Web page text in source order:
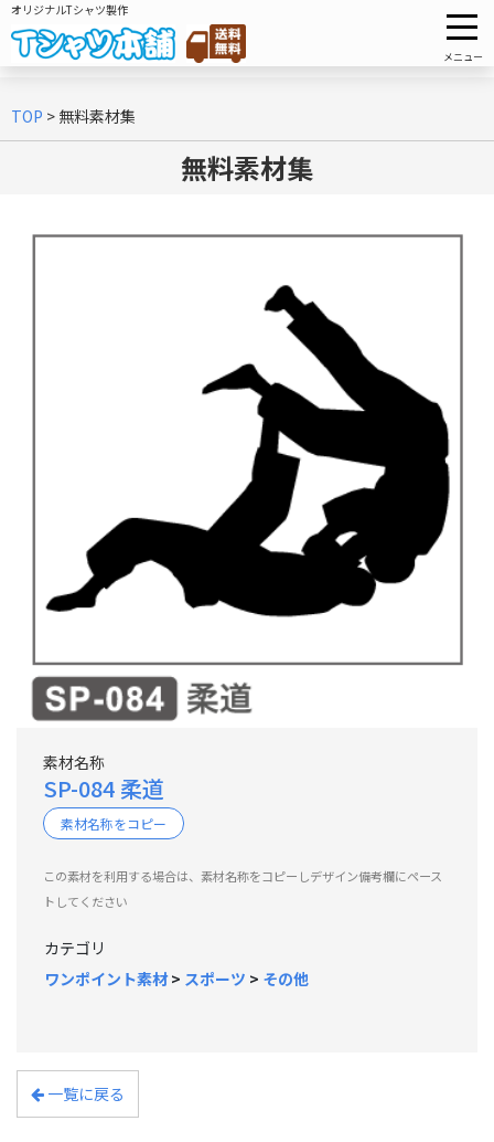
オリジナルTシャツ製作
メニュー
TOP > 無料素材集
無料素材集
素材名称
SP-084 柔道
素材名称をコピー
この素材を利用する場合は、素材名称をコピーしデザイン備考欄にペース
トしてください
カテゴリ
ワンポイント素材> スポーツ > その他
一覧に戻る